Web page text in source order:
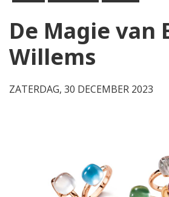
De Magie van
Willems
ZATERDAG, 30 DECEMBER 2023